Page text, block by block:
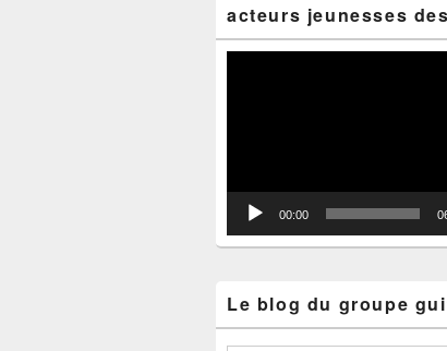
acteurs jeunesses
00:00
Le blog du groupe